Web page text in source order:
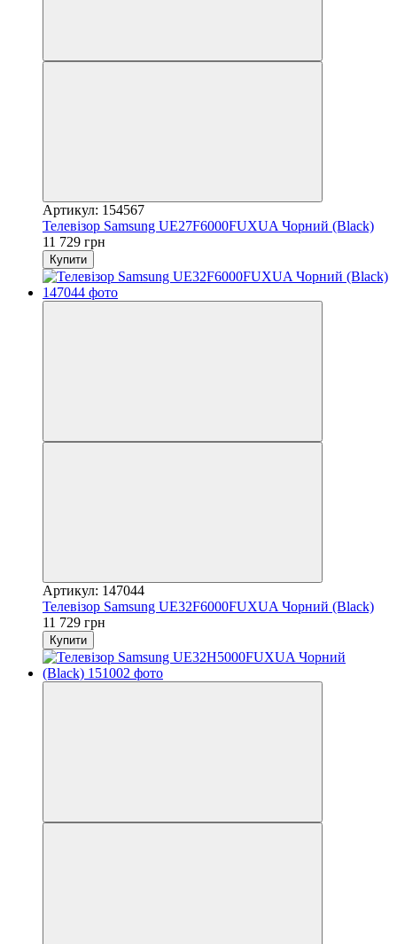
Артикул: 154567
Телевізор Samsung UE27F6000FUXUA Чорний (Black)
11 729 грн
Купити
Артикул: 147044
Телевізор Samsung UE32F6000FUXUA Чорний (Black)
11 729 грн
Купити